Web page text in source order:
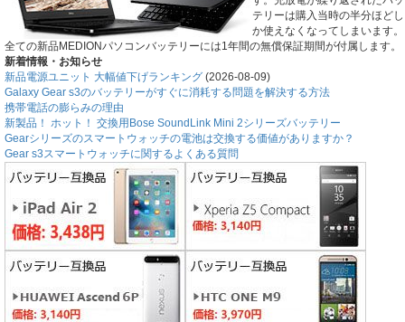
テリーは購入当時の半分ほどし
か使えなくなってしまいます。
全ての新品MEDIONパソコンバッテリーには1年間の無償保証期間が付属します。
新着情報・お知らせ
新品電源ユニット 大幅値下げランキング (2026-08-09)
Galaxy Gear s3のバッテリーがすぐに消耗する問題を解決する方法
携帯電話の膨らみの理由
新製品！ ホット！ 交換用Bose SoundLink Mini 2シリーズバッテリー
Gearシリーズのスマートウォッチの電池は交換する価値がありますか？
Gear s3スマートウォッチに関するよくある質問